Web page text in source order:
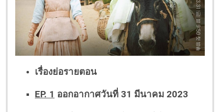
เรื่องย่อรายตอน
EP. 1 ออกอากาศวันที่ 31 มีนาคม 2023